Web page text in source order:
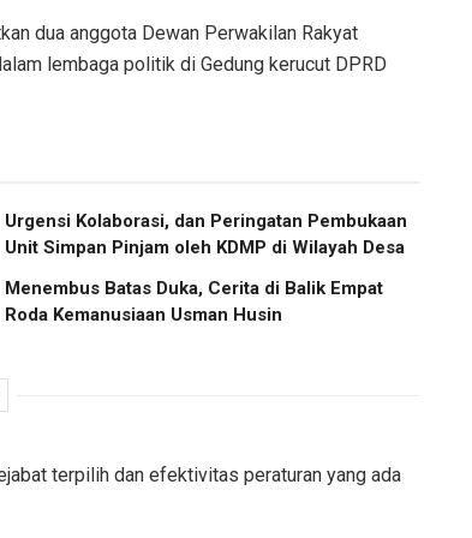
dua anggota Dewan Perwakilan Rakyat
lembaga politik di Gedung kerucut DPRD
Urgensi Kolaborasi, dan Peringatan Pembukaan
Unit Simpan Pinjam oleh KDMP di Wilayah Desa​
​Menembus Batas Duka, Cerita di Balik Empat
Roda Kemanusiaan Usman Husin
terpilih dan efektivitas peraturan yang ada